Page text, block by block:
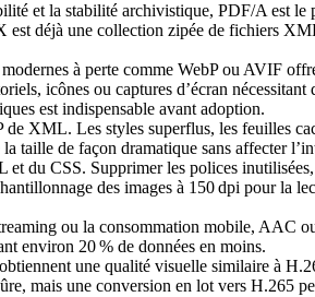
et la stabilité archivistique, PDF/A est
déjà une collection zipée de fichiers
à perte comme WebP ou AVIF
icônes ou captures d’écran
est indispensable avant adoption.
de XML. Les styles superflus, les feuilles
taille de façon dramatique sans affecter
du CSS. Supprimer les polices
des images à 150 dpi pour la
ou la consommation mobile, AAC
environ 20 % de données en moins.
une qualité visuelle similaire à
mais une conversion en lot vers H.265